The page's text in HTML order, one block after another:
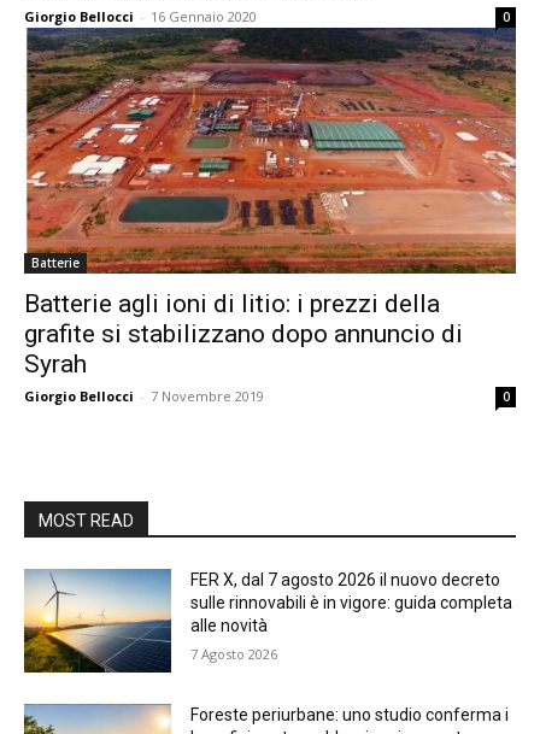
Giorgio Bellocci - 16 Gennaio 2020 0
Batterie
Batterie agli ioni di litio: i prezzi della
grafite si stabilizzano dopo annuncio di
Syrah
Giorgio Bellocci - 7 Novembre 2019 0
MOST READ
FER X, dal 7 agosto 2026 il nuovo decreto
sulle rinnovabili è in vigore: guida completa
alle novità
7 Agosto 2026
Foreste periurbane: uno studio conferma i